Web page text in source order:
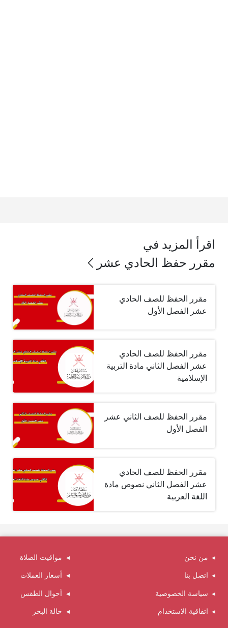
اقرأ المزيد في
مقرر حفظ الحادي عشر
مقرر الحفظ للصف الحادي
عشر الفصل الأول
مقرر الحفظ للصف الحادي
عشر الفصل الثاني مادة التربية
الإسلامية
مقرر الحفظ للصف الثاني عشر
الفصل الأول
مقرر الحفظ للصف الحادي
عشر الفصل الثاني نصوص مادة
اللغة العربية
من نحن
اتصل بنا
سياسة الخصوصية
اتفاقية الاستخدام
مواقيت الصلاة
أسعار العملات
أحوال الطقس
حالة البحر